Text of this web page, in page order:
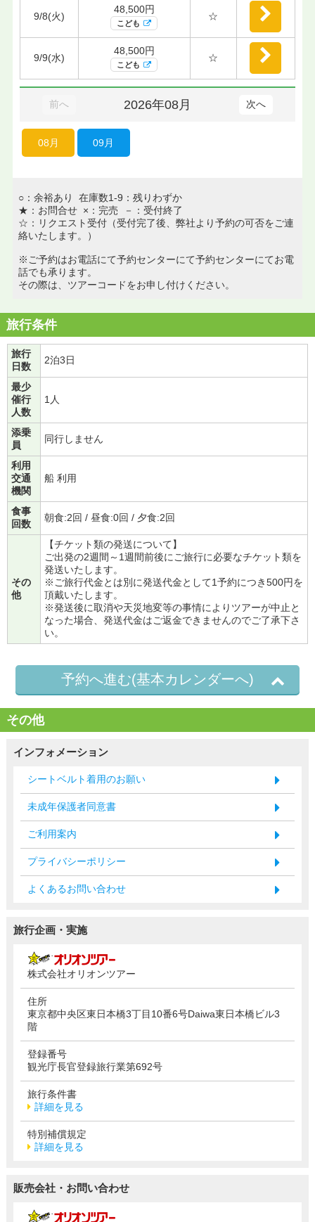
9/8(火)
48,500円
こども
☆
9/9(水)
48,500円
こども
☆
前へ 2026年08月 次へ
08月 09月
○：余裕あり 在庫数1-9：残りわずか
★：お問合せ ×：完売 －：受付終了
☆：リクエスト受付（受付完了後、弊社より予約の可否をご連
絡いたします。）
※ご予約はお電話にて予約センターにて予約センターにてお電
話でも承ります。
その際は、ツアーコードをお申し付けください。
旅行条件
旅行
日数
2泊3日
最少
催行
人数
1人
添乗
員
同行しません
利用
交通
機関
船 利用
食事
回数
朝食:2回 / 昼食:0回 / 夕食:2回
その
他
【チケット類の発送について】
ご出発の2週間～1週間前後にご旅行に必要なチケット類を
発送いたします。
※ご旅行代金とは別に発送代金として1予約につき500円を
頂戴いたします。
※発送後に取消や天災地変等の事情によりツアーが中止と
なった場合、発送代金はご返金できませんのでご了承下さ
い。
予約へ進む(基本カレンダーへ)
その他
インフォメーション
シートベルト着用のお願い
未成年保護者同意書
ご利用案内
プライバシーポリシー
よくあるお問い合わせ
旅行企画・実施
株式会社オリオンツアー
住所
東京都中央区東日本橋3丁目10番6号Daiwa東日本橋ビル3
階
登録番号
観光庁長官登録旅行業第692号
旅行条件書
詳細を見る
特別補償規定
詳細を見る
販売会社・お問い合わせ